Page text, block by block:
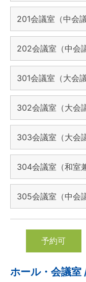
201会議室（中会
202会議室（中会
301会議室（大会議
302会議室（大会
303会議室（大会
304会議室（和室
305会議室（中会
予約可
ホール・会議室